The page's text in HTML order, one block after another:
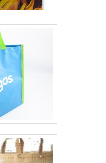
pontos
de fora no
que visam
desejar nos
que o
com
segmento.
a garantir a
além
Assim, é
gastos